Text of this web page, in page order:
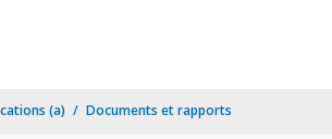
(a) Documents et rapports